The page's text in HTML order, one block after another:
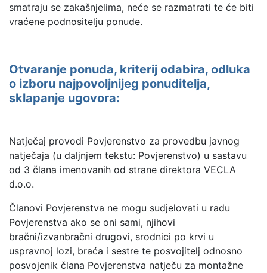
smatraju se zakašnjelima, neće se razmatrati te će biti
vraćene podnositelju ponude.
Otvaranje ponuda, kriterij odabira, odluka
o izboru najpovoljnijeg ponuditelja,
sklapanje ugovora:
Natječaj provodi Povjerenstvo za provedbu javnog
natječaja (u daljnjem tekstu: Povjerenstvo) u sastavu
od 3 člana imenovanih od strane direktora VECLA
d.o.o.
Članovi Povjerenstva ne mogu sudjelovati u radu
Povjerenstva ako se oni sami, njihovi
bračni/izvanbračni drugovi, srodnici po krvi u
uspravnoj lozi, braća i sestre te posvojitelj odnosno
posvojenik člana Povjerenstva natječu za montažne